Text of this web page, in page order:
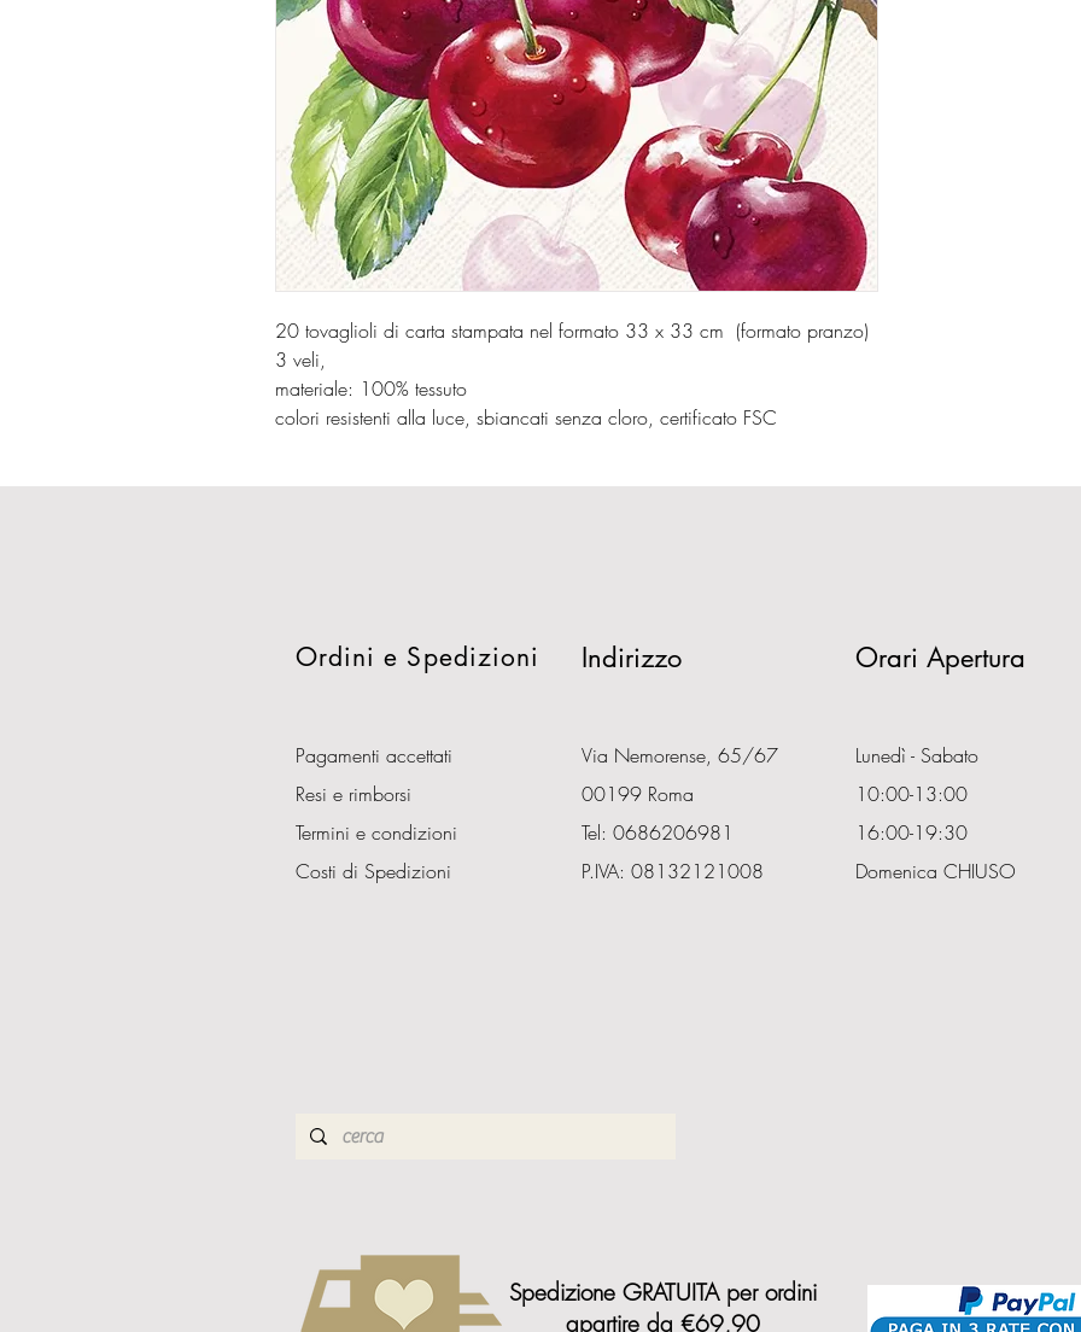
20 tovaglioli di carta stampata nel formato 33 x 33 cm (formato pranzo)
3 veli,
materiale: 100% tessuto
colori resistenti alla luce, sbiancati senza cloro, certificato FSC
Ordini e Spedizioni Indirizzo
Pagamenti accettati
Resi e rimborsi
Termini e condizioni
Costi di Spedizioni
Via Nemorense, 65/67
00199 Roma
Tel: 0686206981
P.IVA: 08132121008
Spedizione GRATUITA per ordini
apartire da €69,90
Orari Apertura
Lunedì - Sabato
10:00-13:00
16:00-19:30
Domenica CHIUSO